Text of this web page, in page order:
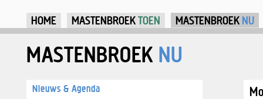
HOME MASTENBROEKTOEN MASTENBROEK NU
MASTENBROEK NU
Nieuws & Agenda